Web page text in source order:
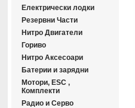
Електрически лодки
Резервни Части
Нитро Двигатели
Гориво
Нитро Аксесоари
Батерии и зарядни
Мотори, ESC ,
Комплекти
Радиo и Серво